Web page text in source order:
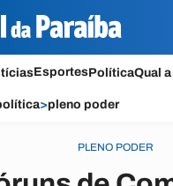
EsportesPolíticaQual
>pleno poder
PLENO PODER